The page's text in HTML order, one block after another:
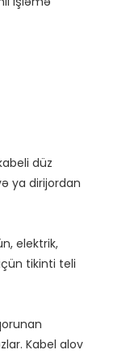
düz
ya dirijordan
elektrik,
tikinti teli
Kabel alov